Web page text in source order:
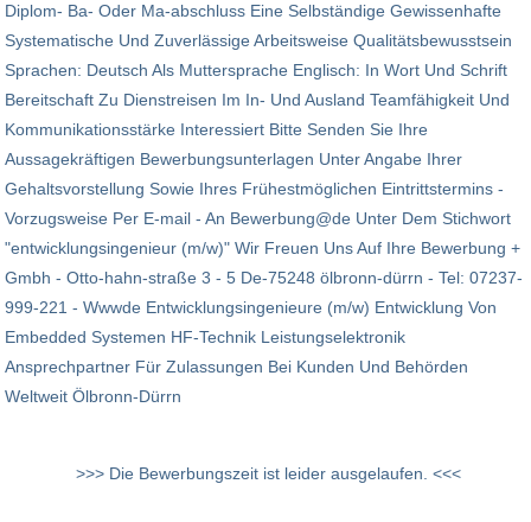
Diplom- Ba- Oder Ma-abschluss Eine Selbständige Gewissenhafte
Systematische Und Zuverlässige Arbeitsweise Qualitätsbewusstsein
Sprachen: Deutsch Als Muttersprache Englisch: In Wort Und Schrift
Bereitschaft Zu Dienstreisen Im In- Und Ausland Teamfähigkeit Und
Kommunikationsstärke Interessiert Bitte Senden Sie Ihre
Aussagekräftigen Bewerbungsunterlagen Unter Angabe Ihrer
Gehaltsvorstellung Sowie Ihres Frühestmöglichen Eintritts­termins -
Vorzugsweise Per E-mail - An Bewerbung@de Unter Dem Stichwort
"entwicklungsingenieur (m/w)" Wir Freuen Uns Auf Ihre Bewerbung +
Gmbh - Otto-hahn-straße 3 - 5 De-75248 ölbronn-dürrn - Tel: 07237-
999-221 - Wwwde Entwicklungsingenieure (m/w) Entwicklung Von
Embedded Systemen HF-Technik Leistungselektronik
Ansprechpartner Für Zulassungen Bei Kunden Und Behörden
Weltweit Ölbronn-Dürrn
>>> Die Bewerbungszeit ist leider ausgelaufen. <<<